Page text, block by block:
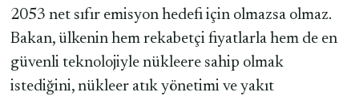
2053 net sıfır emisyon hedefi için olmazsa olmaz.
Bakan, ülkenin hem rekabetçi fiyatlarla hem de en
güvenli teknolojiyle nükleere sahip olmak
istediğini, nükleer atık yönetimi ve yakıt